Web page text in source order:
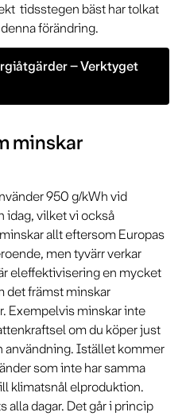
tidsstegen bäst har tolkat
förändring.
– Verktyget
minskar
950 g/kWh vid
idag, vilket vi också
allt eftersom Europas
men tyvärr verkar
eleffektivisering en mycket
det främst minskar
Exempelvis minskar inte
om du köper just
användning. Istället kommer
som inte har samma
klimatsnål elproduktion.
alla dagar. Det går i princip